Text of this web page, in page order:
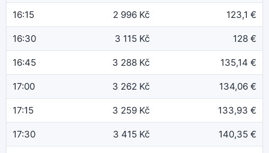
16:15 2 996 Kč 123,1 €
16:30 3 115 Kč 128 €
16:45 3 288 Kč 135,14 €
17:00 3 262 Kč 134,06 €
17:15 3 259 Kč 133,93 €
17:30 3 415 Kč 140,35 €